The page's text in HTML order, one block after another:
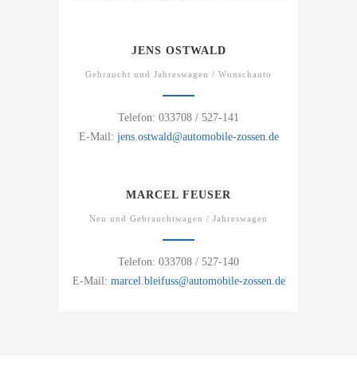
JENS OSTWALD
Gebraucht und Jahreswagen / Wunschauto
Telefon: 033708 / 527-141
E-Mail: jens.ostwald@automobile-zossen.de
MARCEL FEUSER
Neu und Gebrauchtwagen / Jahreswagen
Telefon: 033708 / 527-140
E-Mail: marcel.bleifuss@automobile-zossen.de